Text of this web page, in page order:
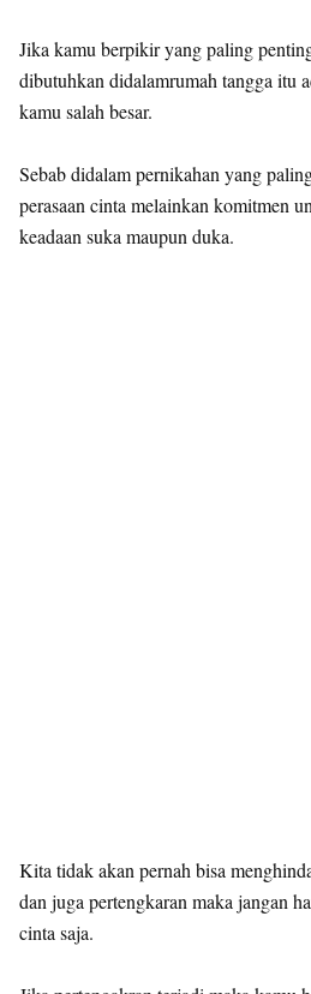
Jika kamu berpikir yang paling
dibutuhkan didalamrumah tangga itu
kamu salah besar.
Sebab didalam pernikahan yang
perasaan cinta melainkan komitmen
keadaan suka maupun duka.
Kita tidak akan pernah bisa
dan juga pertengkaran maka jangan
cinta saja.